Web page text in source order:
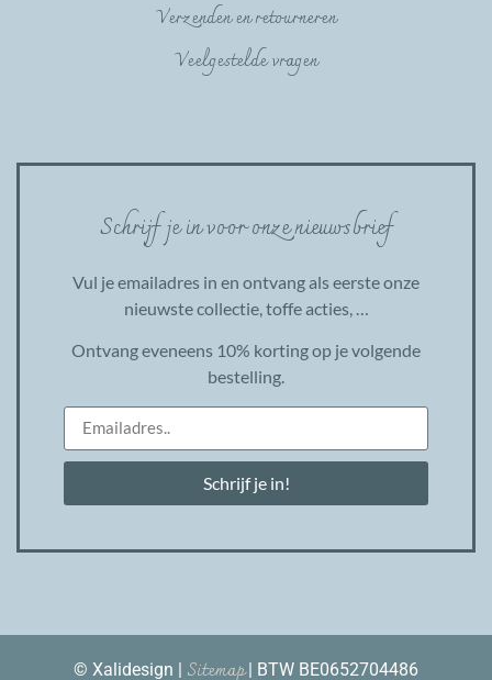
Verzenden en retourneren
Veelgestelde vragen
Schrijf je in voor onze nieuwsbrief
Vul je emailadres in en ontvang als eerste onze
nieuwste collectie, toffe acties, …
Ontvang eveneens 10% korting op je volgende
bestelling.
Schrijf je in!
© Xalidesign | Sitemap| BTW BE0652704486